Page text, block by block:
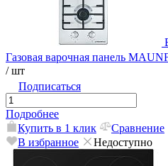
Газовая варочная панель
/ шт
Подписаться
Подробнее
Купить в 1 клик
Сравнение
В избранное
Недоступно